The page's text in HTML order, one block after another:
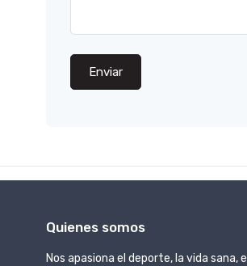
Enviar
Quienes somos
Nos apasiona el deporte, la vida sana, el